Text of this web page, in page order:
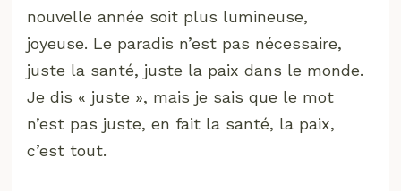
nouvelle année soit plus lumineuse,
joyeuse. Le paradis n’est pas nécessaire,
juste la santé, juste la paix dans le monde.
Je dis « juste », mais je sais que le mot
n’est pas juste, en fait la santé, la paix,
c’est tout.